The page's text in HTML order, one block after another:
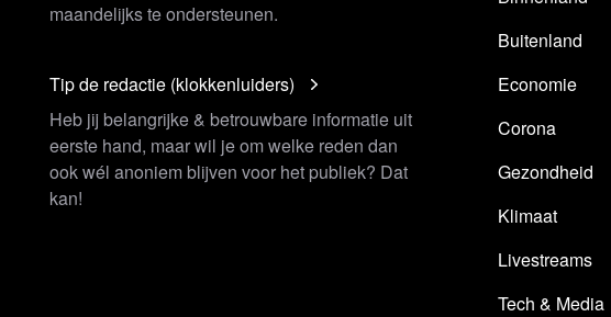
maandelijks te ondersteunen.
Tip de redactie (klokkenluiders)
Heb jij belangrijke & betrouwbare informatie uit
eerste hand, maar wil je om welke reden dan
ook wél anoniem blijven voor het publiek? Dat
kan!
Buitenland
Economie
Corona
Gezondheid
Klimaat
Livestreams
Tech & Media